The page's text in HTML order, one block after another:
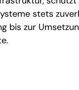
stets
bis zur